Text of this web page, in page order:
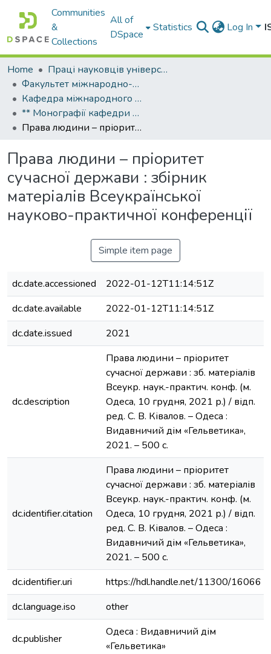
Communities
&
Collections
All of
DSpace
Statistics Log In
Home
Праці науковців університету
Факультет міжнародно-правових відносин
Кафедра міжнародного та європейського права
** Монографії кафедри міжнародного та європейського права
Права людини – пріоритет сучасної держави : збірник матеріалів Всеукраїнської науково-практичної конференції
Права людини – пріоритет
сучасної держави : збірник
матеріалів Всеукраїнської
науково-практичної конференції
Simple item page
dc.date.accessioned
2022-01-12T11:14:51Z
dc.date.available
2022-01-12T11:14:51Z
dc.date.issued
2021
dc.description
Права людини – пріоритет
сучасної держави : зб. матеріалів
Всеукр. наук.-практич. конф. (м.
Одеса, 10 грудня, 2021 р.) / відп.
ред. С. В. Ківалов. – Одеса :
Видавничий дім «Гельветика»,
2021. – 500 с.
dc.identifier.citation
Права людини – пріоритет
сучасної держави : зб. матеріалів
Всеукр. наук.-практич. конф. (м.
Одеса, 10 грудня, 2021 р.) / відп.
ред. С. В. Ківалов. – Одеса :
Видавничий дім «Гельветика»,
2021. – 500 с.
dc.identifier.uri
https://hdl.handle.net/11300/16066
dc.language.iso
other
dc.publisher
Одеса : Видавничий дім
«Гельветика»